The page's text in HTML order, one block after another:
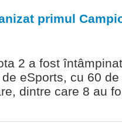
primul
2 a fost
eSports, cu 60
dintre care 8 au